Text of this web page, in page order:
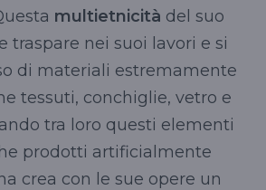
multietnicità del suo
traspare nei suoi lavori e si
di materiali estremamente
tessuti, conchiglie, vetro e
tra loro questi elementi
prodotti artificialmente
crea con le sue opere un